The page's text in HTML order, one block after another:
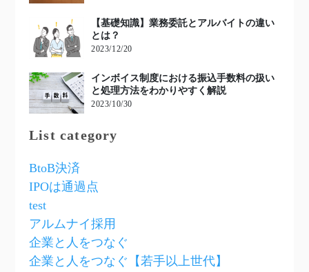
【基礎知識】業務委託とアルバイトの違い
とは？
2023/12/20
インボイス制度における振込手数料の扱い
と処理方法をわかりやすく解説
2023/10/30
List category
BtoB決済
IPOは通過点
test
アルムナイ採用
企業と人をつなぐ
企業と人をつなぐ【若手以上世代】